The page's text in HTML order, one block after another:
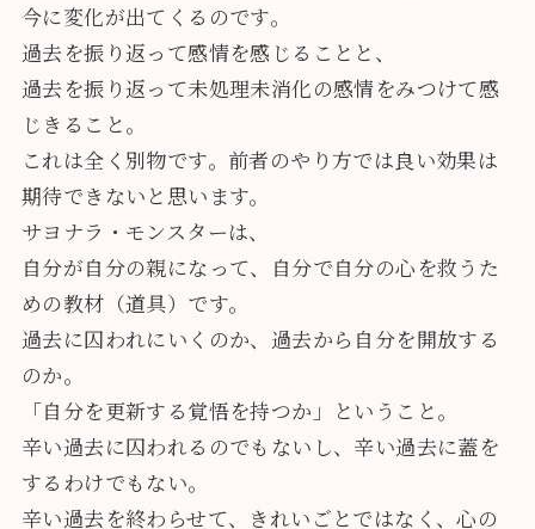
今に変化が出てくるのです。
過去を振り返って感情を感じることと、
過去を振り返って未処理未消化の感情をみつけて感
じきること。
これは全く別物です。前者のやり方では良い効果は
期待できないと思います。
サヨナラ・モンスターは、
自分が自分の親になって、自分で自分の心を救うた
めの教材（道具）です。
過去に囚われにいくのか、過去から自分を開放する
のか。
「自分を更新する覚悟を持つか」ということ。
辛い過去に囚われるのでもないし、辛い過去に蓋を
するわけでもない。
辛い過去を終わらせて、きれいごとではなく、心の